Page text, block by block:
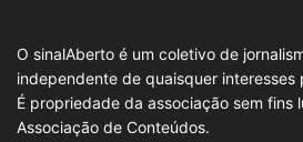
O sinalAberto é um coletivo de
independente de quaisquer interesses
É propriedade da associação sem fins
Associação de Conteúdos.